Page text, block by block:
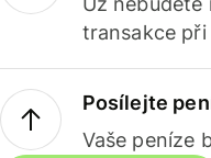
transakce
Posílejte
Vaše peníze